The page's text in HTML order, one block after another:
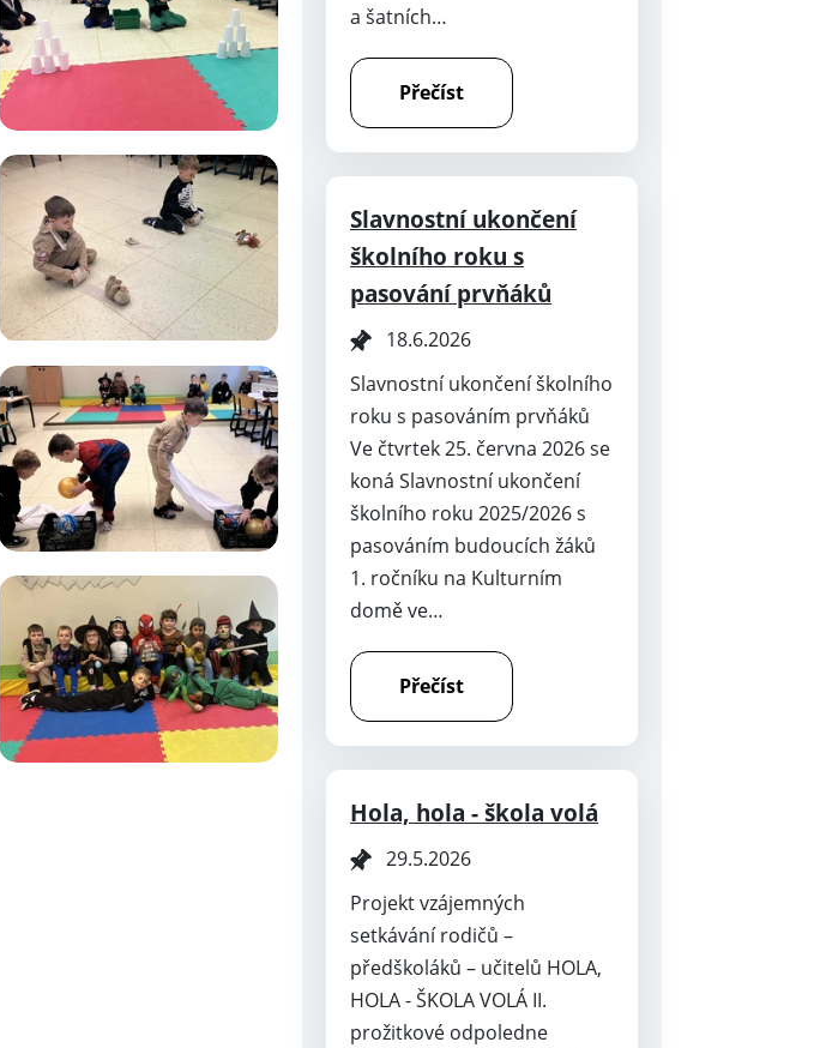
a šatních…
Přečíst
Slavnostní ukončení
školního roku s
pasování prvňáků
18.6.2026
Slavnostní ukončení školního
roku s pasováním prvňáků
Ve čtvrtek 25. června 2026 se
koná Slavnostní ukončení
školního roku 2025/2026 s
pasováním budoucích žáků
1. ročníku na Kulturním
domě ve…
Přečíst
Hola, hola - škola volá
29.5.2026
Projekt vzájemných
setkávání rodičů –
předškoláků – učitelů HOLA,
HOLA - ŠKOLA VOLÁ II.
prožitkové odpoledne